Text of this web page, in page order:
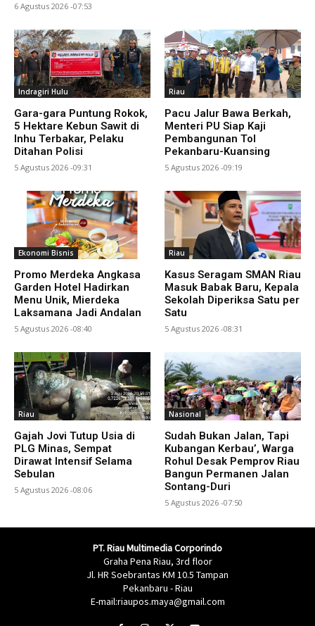
6 Agustus 2026 -07:53
Indragiri Hulu
Gara-gara Puntung Rokok,
5 Hektare Kebun Sawit di
Inhu Terbakar, Pelaku
Ditahan Polisi
5 Agustus 2026 -09:31
Riau
Pacu Jalur Bawa Berkah,
Menteri PU Siap Kaji
Pembangunan Tol
Pekanbaru-Kuansing
5 Agustus 2026 -09:19
Ekonomi Bisnis
Promo Merdeka Angkasa
Garden Hotel Hadirkan
Menu Unik, Mierdeka
Laksamana Jadi Andalan
5 Agustus 2026 -08:40
Riau
Kasus Seragam SMAN Riau
Masuk Babak Baru, Kepala
Sekolah Diperiksa Satu per
Satu
5 Agustus 2026 -08:31
Riau
Gajah Jovi Tutup Usia di
PLG Minas, Sempat
Dirawat Intensif Selama
Sebulan
5 Agustus 2026 -08:06
Nasional
Sudah Bukan Jalan, Tapi
Kubangan Kerbau’, Warga
Rohul Desak Pemprov Riau
Bangun Permanen Jalan
Sontang-Duri
5 Agustus 2026 -07:50
PT. Riau Multimedia Corporindo
Graha Pena Riau, 3rd floor
Jl. HR Soebrantas KM 10.5 Tampan
Pekanbaru - Riau
E-mail:riaupos.maya@gmail.com